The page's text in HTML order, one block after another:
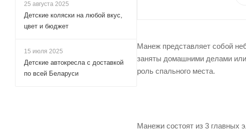
Манеж представляет собой
заняты домашними делами или
роль спального места.
Манежи состоят из 3 главных
25 августа 2025
Детские коляски на любой вкус,
цвет и бюджет
15 июля 2025
Детские автокресла с доставкой
по всей Беларуси